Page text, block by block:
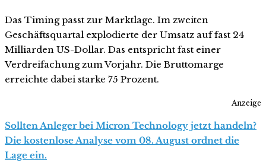
Das Timing passt zur Marktlage. Im zweiten
Geschäftsquartal explodierte der Umsatz auf fast 24
Milliarden US-Dollar. Das entspricht fast einer
Verdreifachung zum Vorjahr. Die Bruttomarge
erreichte dabei starke 75 Prozent.
Anzeige
Sollten Anleger bei Micron Technology jetzt handeln?
Die kostenlose Analyse vom 08. August ordnet die
Lage ein.